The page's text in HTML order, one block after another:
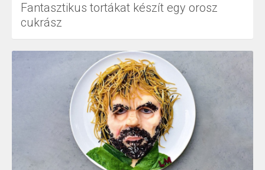
Fantasztikus tortákat készít egy orosz
cukrász